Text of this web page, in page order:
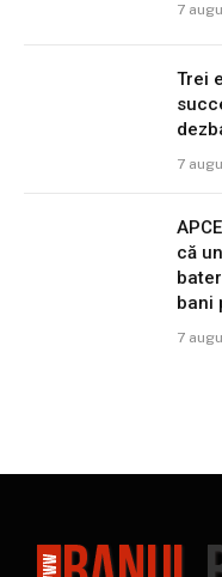
7
Trei
7
că
bani
7